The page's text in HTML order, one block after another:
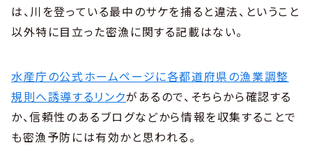
は、川を登っている最中のサケを捕ると違法、ということ
以外特に目立った密漁に関する記載はない。
水産庁の公式ホームページに各都道府県の漁業調整
規則へ誘導するリンクがあるので、そちらから確認する
か、信頼性のあるブログなどから情報を収集することで
も密漁予防には有効かと思われる。